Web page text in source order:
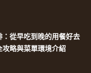
：從早吃到晚的用餐好去
攻略與菜單環境介紹